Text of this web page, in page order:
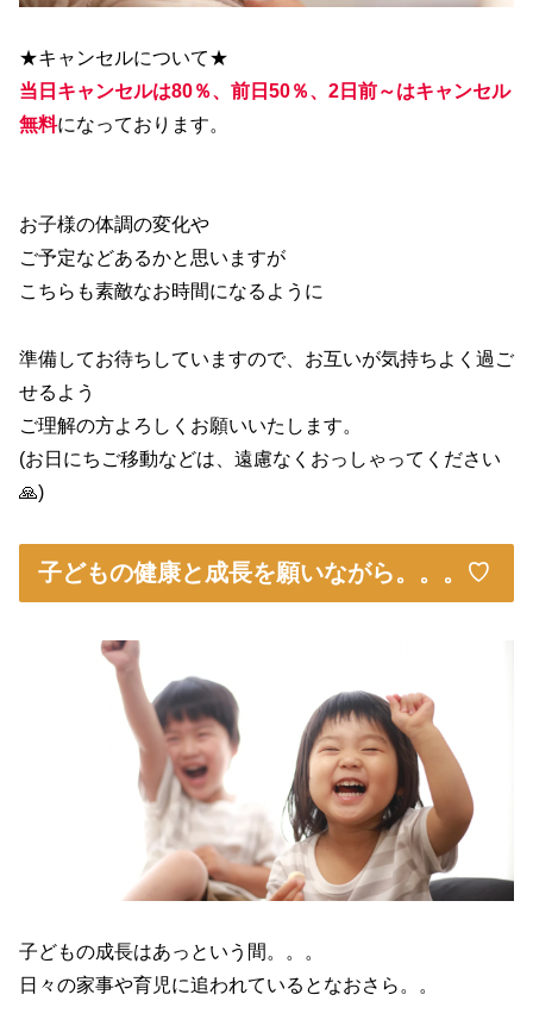
★キャンセルについて★
当日キャンセルは80％、前日50％、2日前～はキャンセル
無料になっております。
お子様の体調の変化や
ご予定などあるかと思いますが
こちらも素敵なお時間になるように
準備してお待ちしていますので、お互いが気持ちよく過ご
せるよう
ご理解の方よろしくお願いいたします。
(お日にちご移動などは、遠慮なくおっしゃってください
🙏)
子どもの健康と成長を願いながら。。。♡
子どもの成長はあっという間。。。
日々の家事や育児に追われているとなおさら。。